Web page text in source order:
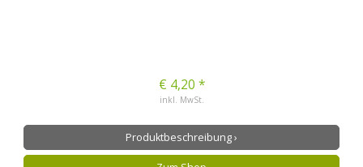
€ 4,20 *
inkl. MwSt.
Produktbeschreibung ›